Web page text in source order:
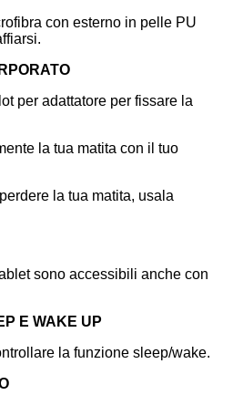
con esterno in pelle PU
per adattatore per fissare la
la tua matita con il tuo
la tua matita, usala
sono accessibili anche con
E WAKE UP
la funzione sleep/wake.